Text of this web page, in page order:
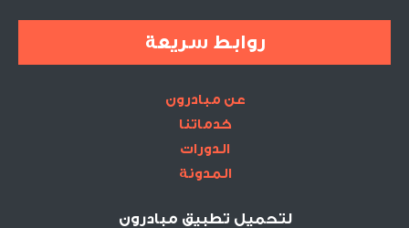
روابط سريعة
عن مبادرون
خدماتنا
الدورات
المدونة
لتحميل تطبيق مبادرون